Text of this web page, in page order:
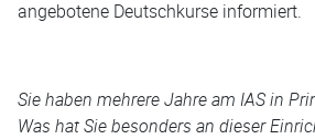
angebotene Deutschkurse informiert.
Sie haben mehrere Jahre am IAS in
Was hat Sie besonders an dieser